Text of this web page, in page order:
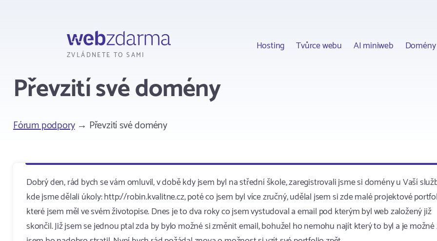
ZVLÁDNETE TO SAMI
Hosting Tvůrce webu AI miniweb Domény
Převzití své domény
Fórum podpory→ Převzití své domény
Dobrý den, rád bych se vám omluvil, v době kdy jsem byl na střední škole, zaregistrovali jsme si domény u Vaší
kde jsme dělali úkoly: http://robin.kvalitne.cz, poté co jsem byl více zručný, udělal jsem si zde malé projektové
které jsem měl ve svém životopise. Dnes je to dva roky co jsem vystudoval a email pod kterým byl web založený již
skončil. Již jsem se jednou ptal zda by bylo možné si změnit email, bohužel ho nemohu najít který to byl a je možné